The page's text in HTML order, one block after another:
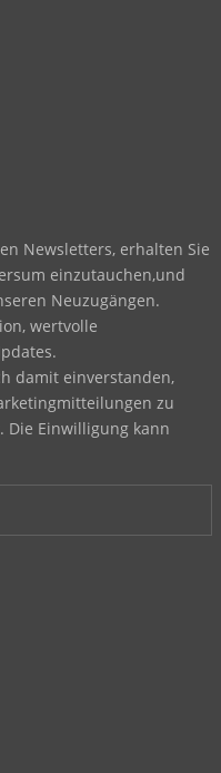
Newsletters, erhalten Sie
einzutauchen,und
Neuzugängen.
wertvolle
damit einverstanden,
zu
. Die Einwilligung kann